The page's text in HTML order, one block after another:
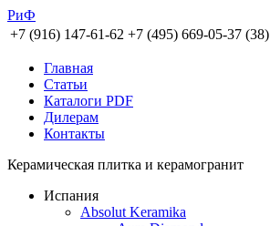
РиФ
+7 (916) 147-61-62 +7 (495) 669-05-37 (38)
Главная
Статьи
Каталоги PDF
Дилерам
Контакты
Керамическая плитка и керамогранит
Испания
Absolut Keramika